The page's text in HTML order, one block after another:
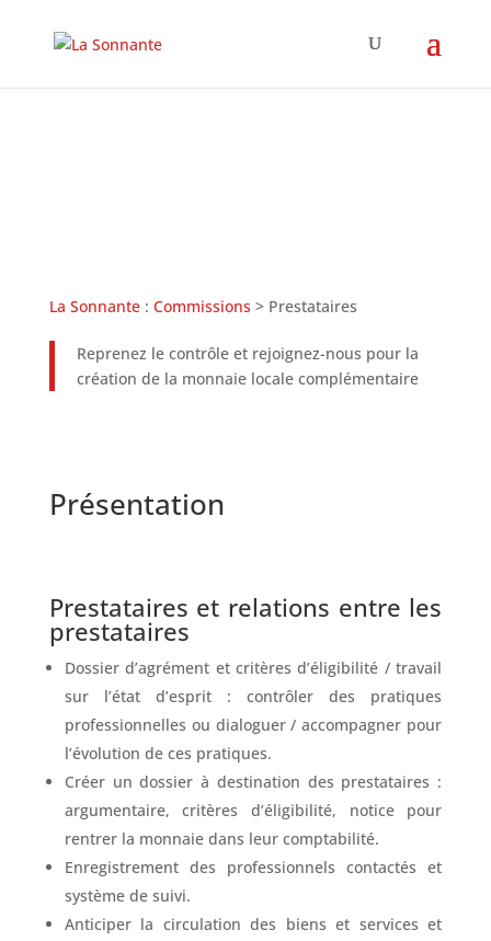
La Sonnante: Commissions > Prestataires
Reprenez le contrôle et rejoignez-nous pour la
création de la monnaie locale complémentaire
Présentation
Prestataires et relations entre les
prestataires
Dossier d’agrément et critères d’éligibilité / travail
sur l’état d’esprit : contrôler des pratiques
professionnelles ou dialoguer / accompagner pour
l’évolution de ces pratiques.
Créer un dossier à destination des prestataires :
argumentaire, critères d’éligibilité, notice pour
rentrer la monnaie dans leur comptabilité.
Enregistrement des professionnels contactés et
système de suivi.
Anticiper la circulation des biens et services et